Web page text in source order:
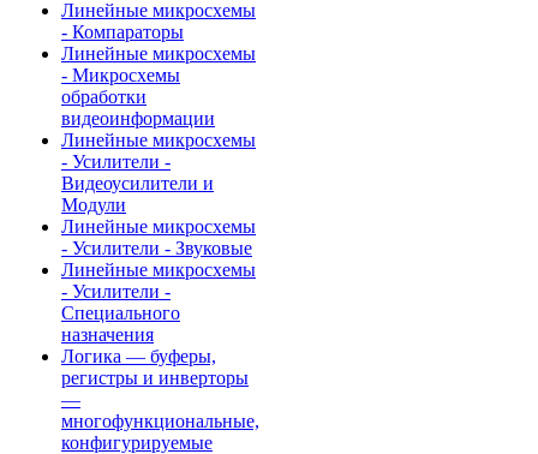
Линейные микросхемы
- Компараторы
Линейные микросхемы
- Микросхемы
обработки
видеоинформации
Линейные микросхемы
- Усилители -
Видеоусилители и
Модули
Линейные микросхемы
- Усилители - Звуковые
Линейные микросхемы
- Усилители -
Специального
назначения
Логика — буферы,
регистры и инверторы
—
многофункциональные,
конфигурируемые